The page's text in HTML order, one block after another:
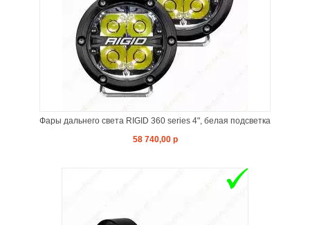
Фары дальнего света RIGID 360 series 4", белая подсветка
58 740,00 р